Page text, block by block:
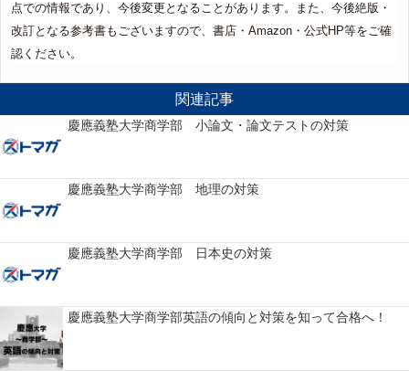
点での情報であり、今後変更となることがあります。また、今後絶版・
改訂となる参考書もございますので、書店・Amazon・公式HP等をご確
認ください。
関連記事
慶應義塾大学商学部 小論文・論文テストの対策
慶應義塾大学商学部 地理の対策
慶應義塾大学商学部 日本史の対策
慶應義塾大学商学部英語の傾向と対策を知って合格へ！